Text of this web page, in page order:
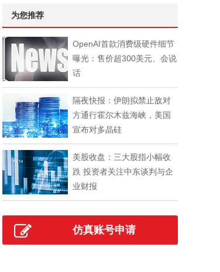
为您推荐
OpenAI首款消费级硬件细节
曝光：售价超300美元、会说
话
隔夜快报：伊朗拟禁止敌对
方通行霍尔木兹海峡，美国
宣布对多晶硅
美股收盘：三大股指小幅收
跌 投资者关注中东谈判与企
业财报
仿真账号申请